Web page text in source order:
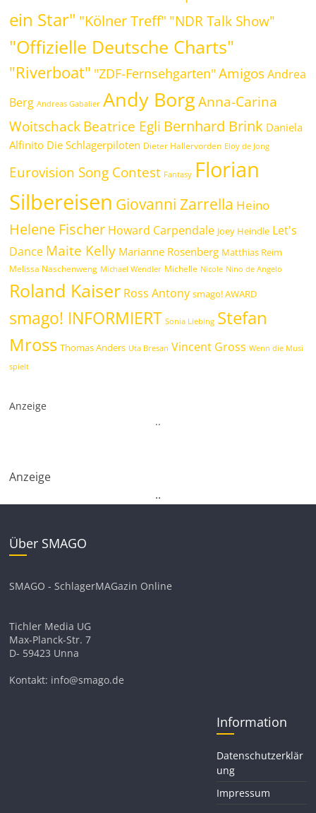
ein Star" "Kölner Treff" "NDR Talk Show"
"Offizielle Deutsche Charts"
"Riverboat" "ZDF-Fernsehgarten" Amigos Andrea
Berg Andreas Gabalier Andy Borg Anna-Carina
WoitschackBeatrice Egli Bernhard Brink Daniela
Alfinito Die Schlagerpiloten Dieter Hallervorden Eloy de Jong
Eurovision Song Contest Fantasy Florian
Silbereisen Giovanni Zarrella Heino
Helene Fischer Howard Carpendale Joey Heindle Let's
Dance Maite Kelly Marianne Rosenberg Matthias Reim
Melissa Naschenweng Michael Wendler Michelle Nicole Nino de Angelo
Roland Kaiser Ross Antony smago! AWARD
smago! INFORMIERT Sonia Liebing Stefan
Mross Thomas Anders Uta Bresan Vincent Gross Wenn die Musi
spielt
Anzeige
..
Anzeige
..
Über SMAGO
SMAGO - SchlagerMAGazin Online
Tichler Media UG
Max-Planck-Str. 7
D- 59423 Unna
Kontakt: info@smago.de
Information
Datenschutzerklär
ung
Impressum